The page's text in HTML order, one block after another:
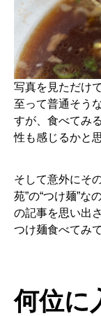
写真を見ただけ
至って普通そう
すが、食べてみ
性も感じるかと
そして意外にそ
苑”の“つけ麺”な
の記事を思い出
つけ麺食べてみ
何位に